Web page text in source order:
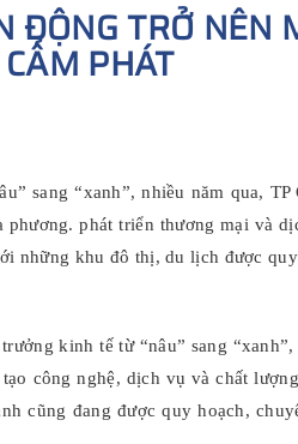
ĐỘNG TRỞ NÊN
PHÁT
sang “xanh”, nhiều năm qua,
phát triển thương mại và
những khu đô thị, du lịch được
kinh tế từ “nâu” sang
công nghệ, dịch vụ và chất
cũng đang được quy hoạch,